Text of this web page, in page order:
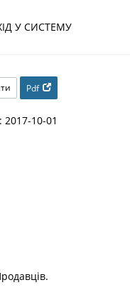
У СИСТЕМУ
Pdf
2017-10-01